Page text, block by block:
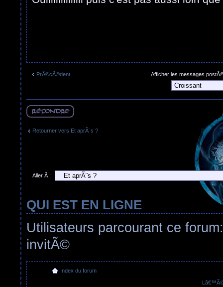
PrÃ©cÃ©dent Afficher les messages
Retourner vers Et aprÃ¨s ?
Aller Ã :
QUI EST EN LIGNE
Utilisateurs parcourant ce
invitÃ©
Index du forum